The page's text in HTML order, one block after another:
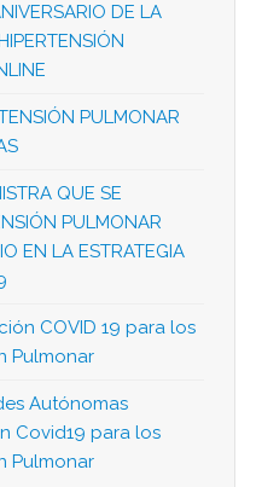
DE LA
PULMONAR
QUE SE
PULMONAR
EN LA ESTRATEGIA
COVID 19 para los
Pulmonar
Autónomas
Covid19 para los
Pulmonar